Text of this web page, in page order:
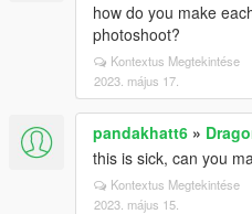
how do you make
photoshoot?
Kontextus Megtekintése
2023. május 17.
pandakhatt6 »
this is sick, can you
Kontextus Megtekintése
2023. május 15.